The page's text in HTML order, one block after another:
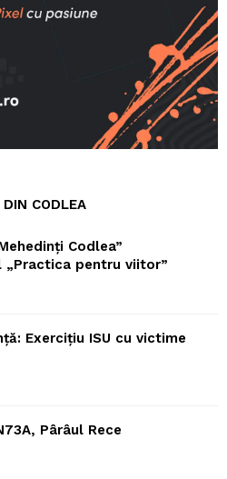
CODLEA
Codlea”
pentru viitor”
Exercițiu ISU cu victime
Pârâul Rece